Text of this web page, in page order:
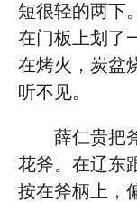
短很轻的两下
在门板上划了
在烤火，炭盆
听不见。
薛仁贵把
花斧。在辽东
按在斧柄上，